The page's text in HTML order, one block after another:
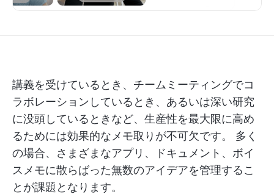
講義を受けているとき、チームミーティングでコ
ラボレーションしているとき、あるいは深い研究
に没頭しているときなど、生産性を最大限に高め
るためには効果的なメモ取りが不可欠です。 多く
の場合、さまざまなアプリ、ドキュメント、ボイ
スメモに散らばった無数のアイデアを管理するこ
とが課題となります。